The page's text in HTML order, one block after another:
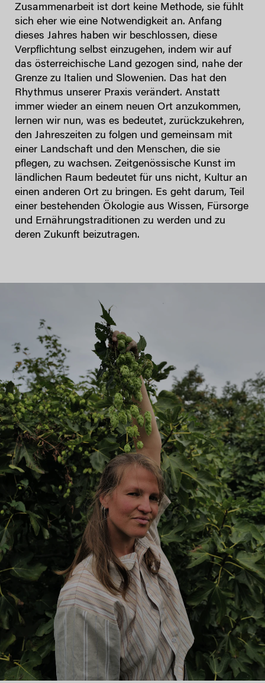
Zusammenarbeit ist dort keine Methode, sie fühlt
sich eher wie eine Notwendigkeit an. Anfang
dieses Jahres haben wir beschlossen, diese
Verpflichtung selbst einzugehen, indem wir auf
das österreichische Land gezogen sind, nahe der
Grenze zu Italien und Slowenien. Das hat den
Rhythmus unserer Praxis verändert. Anstatt
immer wieder an einem neuen Ort anzukommen,
lernen wir nun, was es bedeutet, zurückzukehren,
den Jahreszeiten zu folgen und gemeinsam mit
einer Landschaft und den Menschen, die sie
pflegen, zu wachsen. Zeitgenössische Kunst im
ländlichen Raum bedeutet für uns nicht, Kultur an
einen anderen Ort zu bringen. Es geht darum, Teil
einer bestehenden Ökologie aus Wissen, Fürsorge
und Ernährungstraditionen zu werden und zu
deren Zukunft beizutragen.